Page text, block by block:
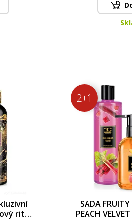
rituál
2+1
SADA
PEACH